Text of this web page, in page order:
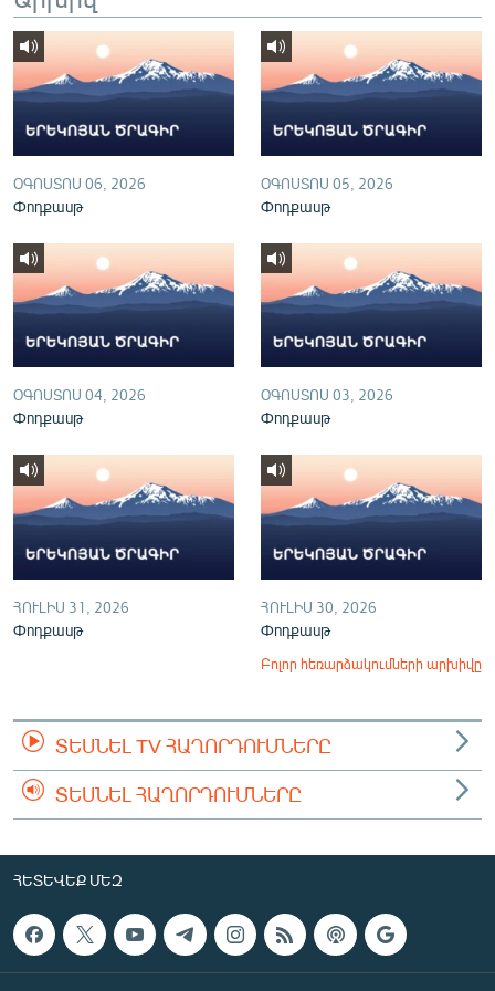
English
Русский
«Ազատության» բոլոր կայքերը
ՕԳՈՍՏՈՍ 06, 2026
Փոդքասթ
ՕԳՈՍՏՈՍ 05, 2026
Փոդքասթ
ՕԳՈՍՏՈՍ 04, 2026
Փոդքասթ
ՕԳՈՍՏՈՍ 03, 2026
Փոդքասթ
ՀՈՒԼԻՍ 31, 2026
Փոդքասթ
ՀՈՒԼԻՍ 30, 2026
Փոդքասթ
Բոլոր հեռարձակումների արխիվը
ՏԵՍՆԵԼ TV ՀԱՂՈՐԴՈՒՄՆԵՐԸ
ՏԵՍՆԵԼ ՀԱՂՈՐԴՈՒՄՆԵՐԸ
ՀԵՏԵՎԵՔ ՄԵԶ